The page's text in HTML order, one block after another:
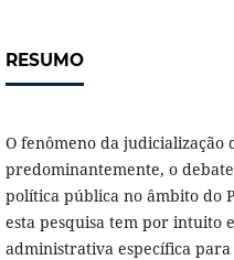
RESUMO
O fenômeno da judicialização
predominantemente, o
política pública no âmbito do
esta pesquisa tem por intuito
administrativa específica